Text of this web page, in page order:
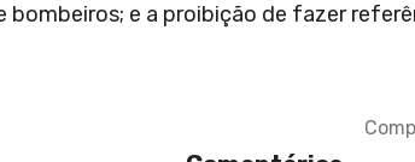
e a proibição de fazer